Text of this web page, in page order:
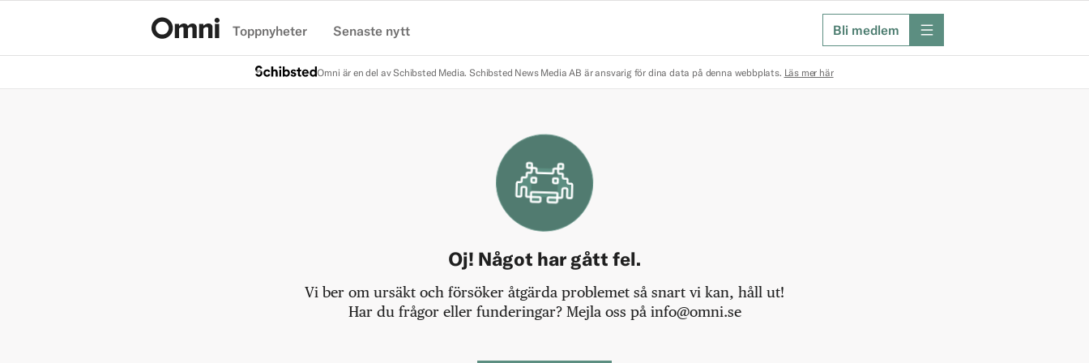
Toppnyheter Senaste nytt Bli medlem meny
Omni är en del av Schibsted Media. Schibsted News Media AB är ansvarig för dina data på denna webbplats. Läs mer här
Oj! Något har gått fel.
Vi ber om ursäkt och försöker åtgärda problemet så snart vi kan, håll ut!
Har du frågor eller funderingar? Mejla oss på info@omni.se